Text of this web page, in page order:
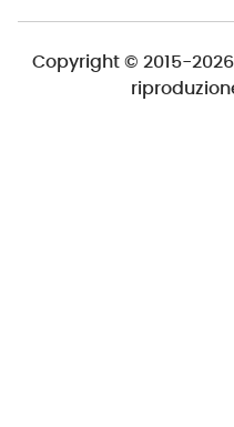
Copyright © 2015-